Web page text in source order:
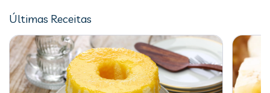
Últimas Receitas